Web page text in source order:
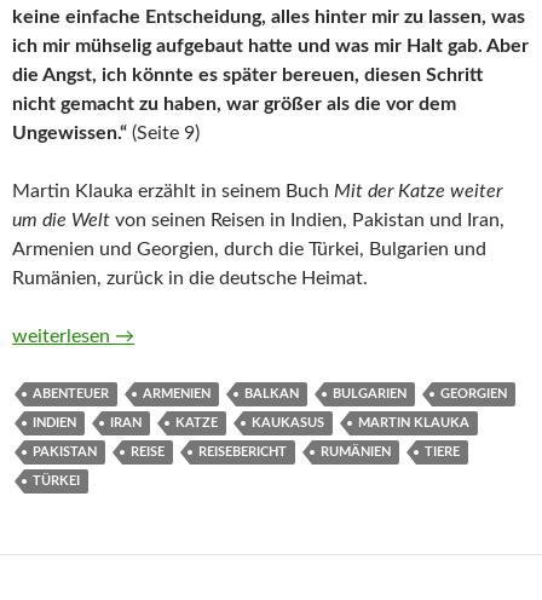
keine einfache Entscheidung, alles hinter mir zu lassen, was
ich mir mühselig aufgebaut hatte und was mir Halt gab. Aber
die Angst, ich könnte es später bereuen, diesen Schritt
nicht gemacht zu haben, war größer als die vor dem
Ungewissen.“ (Seite 9)
Martin Klauka erzählt in seinem Buch Mit der Katze weiter
um die Welt von seinen Reisen in Indien, Pakistan und Iran,
Armenien und Georgien, durch die Türkei, Bulgarien und
Rumänien, zurück in die deutsche Heimat.
Mit der Katze weiter um die Welt von Martin Klauka
weiterlesen →
ABENTEUER ARMENIEN BALKAN BULGARIEN GEORGIEN
INDIEN IRAN KATZE KAUKASUS MARTIN KLAUKA
PAKISTAN REISE REISEBERICHT RUMÄNIEN TIERE
TÜRKEI